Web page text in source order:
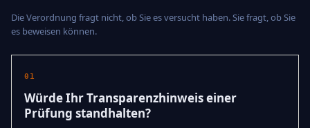
Die Verordnung fragt nicht, ob Sie es versucht haben. Sie fragt, ob Sie
es beweisen können.
01
Würde Ihr Transparenzhinweis einer
Prüfung standhalten?